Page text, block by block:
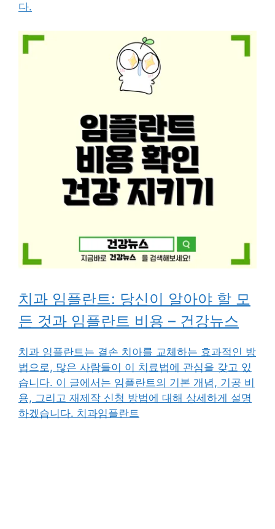
다.
치과 임플란트: 당신이 알아야 할 모
든 것과 임플란트 비용 – 건강뉴스
치과 임플란트는 결손 치아를 교체하는 효과적인 방
법으로, 많은 사람들이 이 치료법에 관심을 갖고 있
습니다. 이 글에서는 임플란트의 기본 개념, 기공 비
용, 그리고 재제작 신청 방법에 대해 상세하게 설명
하겠습니다. 치과임플란트